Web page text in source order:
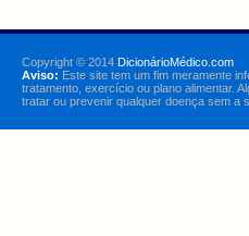
Copyright © 2014 DicionárioMédico.com
Aviso: Este site tem um fim meramente
tratamento, exercício ou plano alimentar.
tratar ou prevenir qualquer doença sem a